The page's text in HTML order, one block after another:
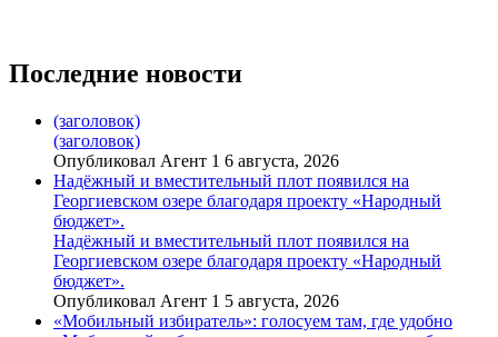
Последние новости
(заголовок)
(заголовок)
Опубликовал Агент 1 6 августа, 2026
Надёжный и вместительный плот появился на
Георгиевском озере благодаря проекту «Народный
бюджет».
Надёжный и вместительный плот появился на
Георгиевском озере благодаря проекту «Народный
бюджет».
Опубликовал Агент 1 5 августа, 2026
«Мобильный избиратель»: голосуем там, где удобно